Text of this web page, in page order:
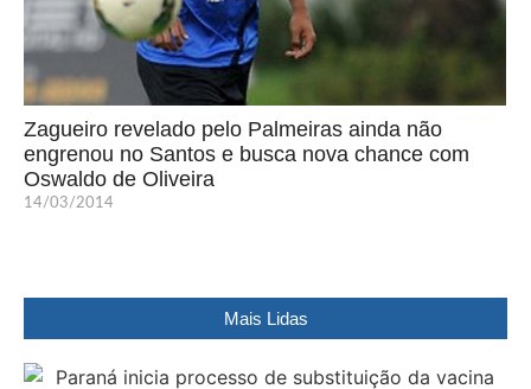
Zagueiro revelado pelo Palmeiras ainda não
engrenou no Santos e busca nova chance com
Oswaldo de Oliveira
14/03/2014
Mais Lidas